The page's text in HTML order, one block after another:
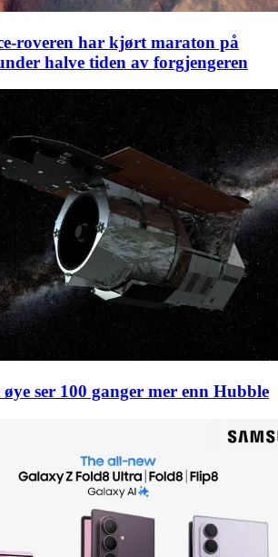
roveren har kjørt maraton på
halve tiden av forgjengeren
ser 100 ganger mer enn Hubble